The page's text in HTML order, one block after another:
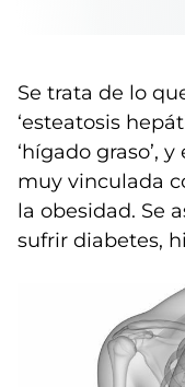
Se trata de lo
‘esteatosis
‘hígado graso’,
muy vinculada
la obesidad. Se
sufrir diabetes,